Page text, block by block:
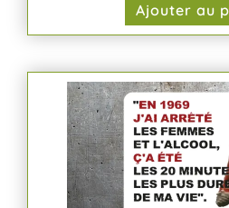
Ajouter au